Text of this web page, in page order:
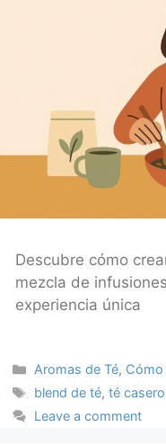
Descubre cómo
mezcla de
experiencia única
Categories
Aromas de Té, Cómo
Tags
blend de té, té casero
Leave a comment